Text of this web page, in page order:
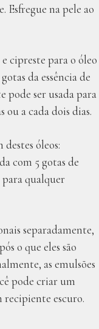
Esfregue na pele ao
cipreste para o óleo
da essência de
ser usada para
ou a cada dois dias.
óleos:
com 5 gotas de
para qualquer
separadamente,
o que eles são
as emulsões
pode criar um
recipiente escuro.